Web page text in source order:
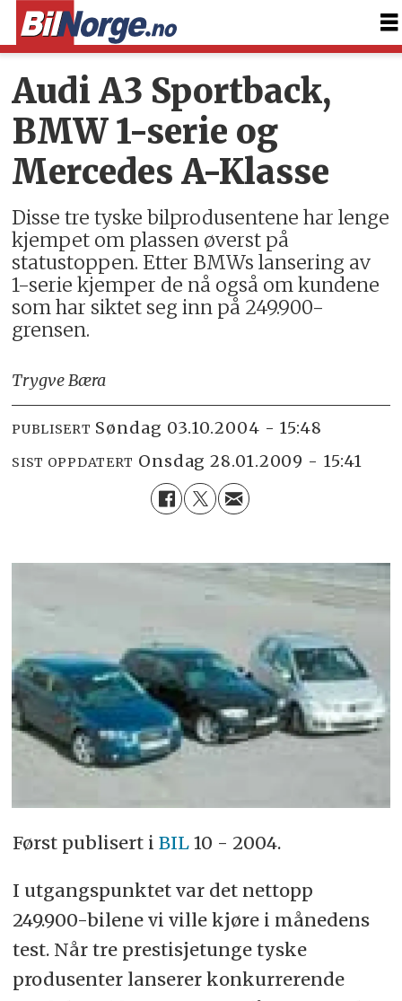
Audi A3 Sportback,
BMW 1-serie og
Mercedes A-Klasse
Disse tre tyske bilprodusentene har lenge
kjempet om plassen øverst på
statustoppen. Etter BMWs lansering av
1-serie kjemper de nå også om kundene
som har siktet seg inn på 249.900-
grensen.
Trygve Bæra
PUBLISERT søndag 03.10.2004 - 15:48
SIST OPPDATERT onsdag 28.01.2009 - 15:41
Først publisert i BIL10 - 2004.
I utgangspunktet var det nettopp
249.900-bilene vi ville kjøre i månedens
test. Når tre prestisjetunge tyske
produsenter lanserer konkurrerende